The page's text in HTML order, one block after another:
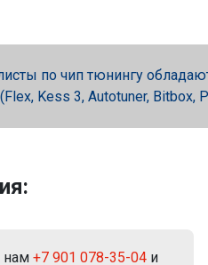
по чип тюнингу
Kess 3, Autotuner, Bitbox,
нам +7 901 078-35-04 и